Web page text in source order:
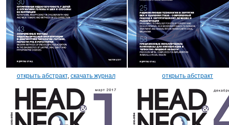
открыть абстракт, скачать журнал открыть абстракт